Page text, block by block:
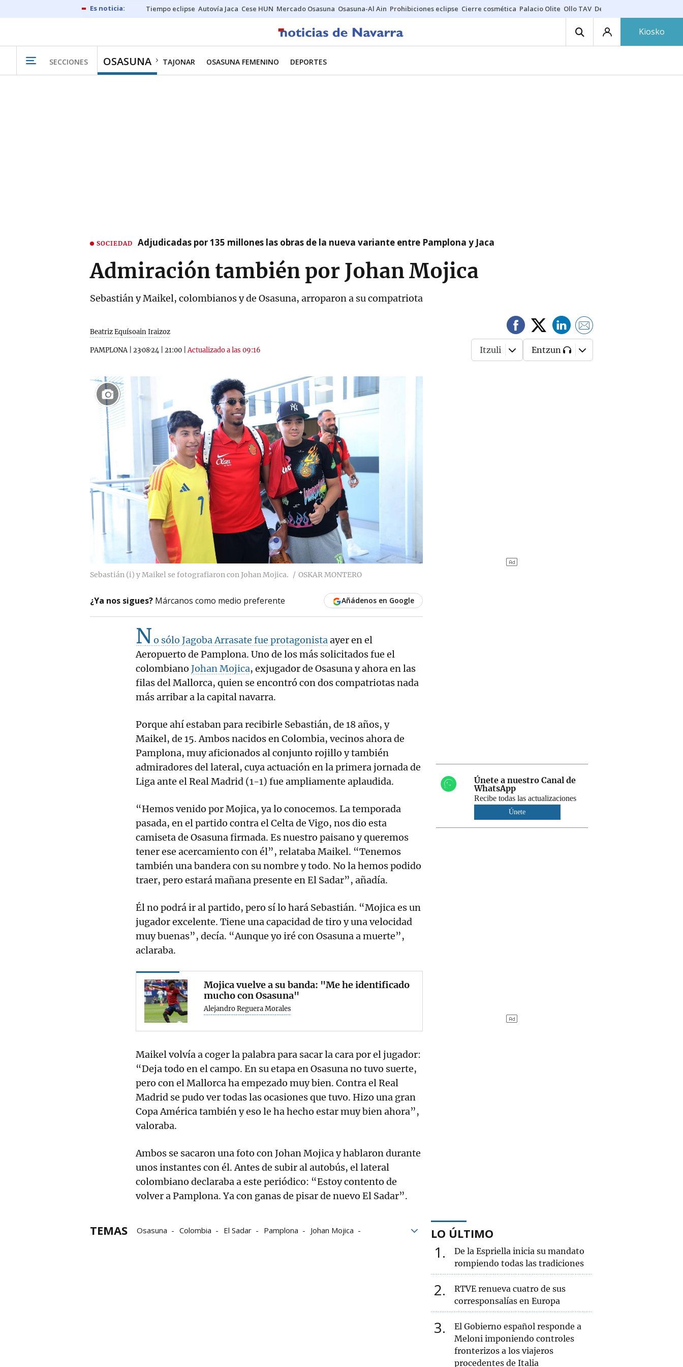
Tiempo eclipse Autovía Jaca Cese HUN Mercado Osasuna Osasuna-Al Ain Prohibiciones eclipse Cierre cosmética Palacio Olite Ollo TAV Derrama vecinos
Kiosko
SECCIONES OSASUNA TAJONAR OSASUNA FEMENINO DEPORTES
SOCIEDAD Adjudicadas por 135 millones las obras de la nueva variante entre Pamplona y Jaca
Admiración también por Johan Mojica
Sebastián y Maikel, colombianos y de Osasuna, arroparon a su compatriota
Beatriz Equísoain Iraizoz
PAMPLONA| 23·08·24 21:00 |Actualizado a las 09:16 Itzuli Entzun
20
Sebastián (i) y Maikel se fotografiaron con Johan Mojica. OSKAR MONTERO
¿Ya nos sigues? Márcanos como medio preferente Añádenos en Google
No sólo Jagoba Arrasate fue protagonistaayer en el
Aeropuerto de Pamplona. Uno de los más solicitados fue el
colombiano Johan Mojica, exjugador de Osasuna y ahora en las
filas del Mallorca, quien se encontró con dos compatriotas nada
más arribar a la capital navarra.
Porque ahí estaban para recibirle Sebastián, de 18 años, y
Maikel, de 15. Ambos nacidos en Colombia, vecinos ahora de
Pamplona, muy aficionados al conjunto rojillo y también
admiradores del lateral, cuya actuación en la primera jornada de
Liga ante el Real Madrid (1-1) fue ampliamente aplaudida.
“Hemos venido por Mojica, ya lo conocemos. La temporada
pasada, en el partido contra el Celta de Vigo, nos dio esta
camiseta de Osasuna firmada. Es nuestro paisano y queremos
tener ese acercamiento con él”, relataba Maikel. “Tenemos
también una bandera con su nombre y todo. No la hemos podido
traer, pero estará mañana presente en El Sadar”, añadía.
Él no podrá ir al partido, pero sí lo hará Sebastián. “Mojica es un
jugador excelente. Tiene una capacidad de tiro y una velocidad
muy buenas”, decía. “Aunque yo iré con Osasuna a muerte”,
aclaraba.
Mojica vuelve a su banda: "Me he identificado
mucho con Osasuna"
Alejandro Reguera Morales
Maikel volvía a coger la palabra para sacar la cara por el jugador:
“Deja todo en el campo. En su etapa en Osasuna no tuvo suerte,
pero con el Mallorca ha empezado muy bien. Contra el Real
Madrid se pudo ver todas las ocasiones que tuvo. Hizo una gran
Copa América también y eso le ha hecho estar muy bien ahora”,
valoraba.
Ambos se sacaron una foto con Johan Mojica y hablaron durante
unos instantes con él. Antes de subir al autobús, el lateral
colombiano declaraba a este periódico: “Estoy contento de
volver a Pamplona. Ya con ganas de pisar de nuevo El Sadar”.
TEMAS Osasuna Colombia El Sadar Pamplona
Johan Mojica
Únete a nuestro Canal de
WhatsApp
Recibe todas las actualizaciones
Únete
LO ÚLTIMO
1
De la Espriella inicia su mandato
rompiendo todas las tradiciones
2
RTVE renueva cuatro de sus
corresponsalías en Europa
3
El Gobierno español responde a
Meloni imponiendo controles
fronterizos a los viajeros
procedentes de Italia